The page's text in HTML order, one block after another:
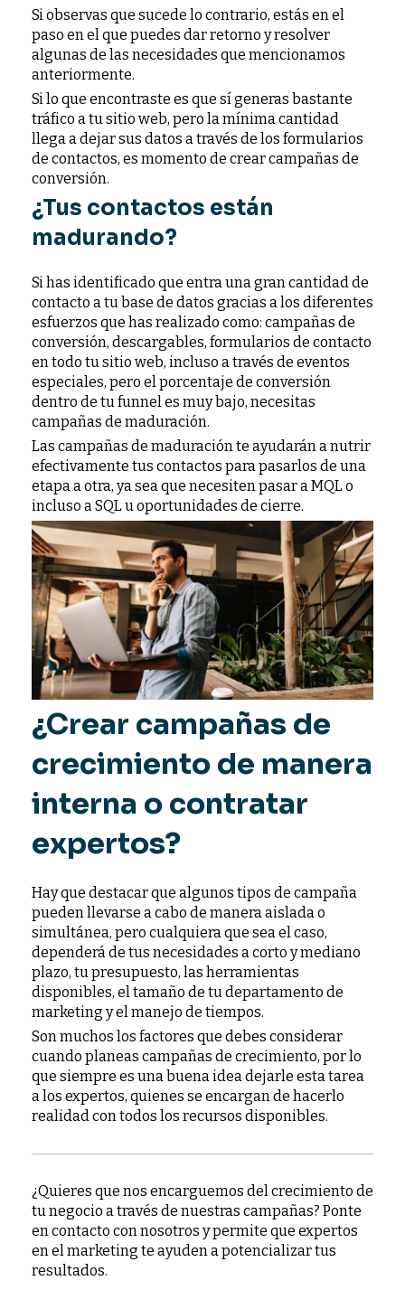
Si observas que sucede lo contrario, estás en el
paso en el que puedes dar retorno y resolver
algunas de las necesidades que mencionamos
anteriormente.
Si lo que encontraste es que sí generas bastante
tráfico a tu sitio web, pero la mínima cantidad
llega a dejar sus datos a través de los formularios
de contactos, es momento de crear campañas de
conversión.
¿Tus contactos están
madurando?
Si has identificado que entra una gran cantidad de
contacto a tu base de datos gracias a los diferentes
esfuerzos que has realizado como: campañas de
conversión, descargables, formularios de contacto
en todo tu sitio web, incluso a través de eventos
especiales, pero el porcentaje de conversión
dentro de tu funnel es muy bajo, necesitas
campañas de maduración.
Las campañas de maduración te ayudarán a nutrir
efectivamente tus contactos para pasarlos de una
etapa a otra, ya sea que necesiten pasar a MQL o
incluso a SQL u oportunidades de cierre.
¿Crear campañas de
crecimiento de manera
interna o contratar
expertos?
Hay que destacar que algunos tipos de campaña
pueden llevarse a cabo de manera aislada o
simultánea, pero cualquiera que sea el caso,
dependerá de tus necesidades a corto y mediano
plazo, tu presupuesto, las herramientas
disponibles, el tamaño de tu departamento de
marketing y el manejo de tiempos.
Son muchos los factores que debes considerar
cuando planeas campañas de crecimiento, por lo
que siempre es una buena idea dejarle esta tarea
a los expertos, quienes se encargan de hacerlo
realidad con todos los recursos disponibles.
¿Quieres que nos encarguemos del crecimiento de
tu negocio a través de nuestras campañas? Ponte
en contacto con nosotros y permite que expertos
en el marketing te ayuden a potencializar tus
resultados.